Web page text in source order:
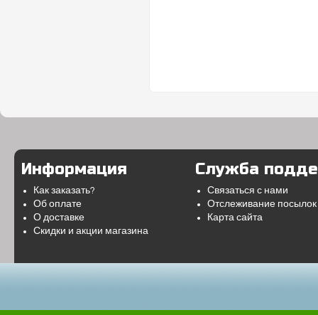
Информация
Как заказать?
Об оплате
О доставке
Скидки и акции магазина
Служба
Связаться с нами
Отслеживание посылок
Карта сайта